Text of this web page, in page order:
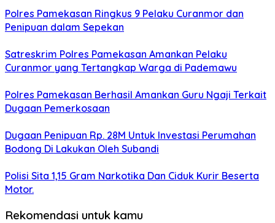
Polres Pamekasan Ringkus 9 Pelaku Curanmor dan
Penipuan dalam Sepekan
Satreskrim Polres Pamekasan Amankan Pelaku
Curanmor yang Tertangkap Warga di Pademawu
Polres Pamekasan Berhasil Amankan Guru Ngaji Terkait
Dugaan Pemerkosaan
Dugaan Penipuan Rp. 28M Untuk Investasi Perumahan
Bodong Di Lakukan Oleh Subandi
Polisi Sita 1,15 Gram Narkotika Dan Ciduk Kurir Beserta
Motor.
Rekomendasi untuk kamu